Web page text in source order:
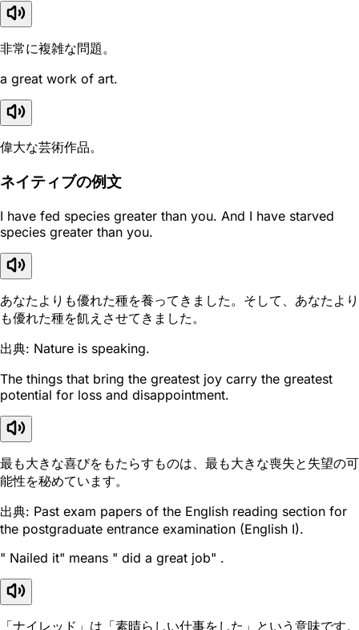
非常に複雑な問題。
a great work of art.
偉大な芸術作品。
ネイティブの例文
I have fed species greater than you. And I have starved
species greater than you.
あなたよりも優れた種を養ってきました。そして、あなたより
も優れた種を飢えさせてきました。
出典: Nature is speaking.
The things that bring the greatest joy carry the greatest
potential for loss and disappointment.
最も大きな喜びをもたらすものは、最も大きな喪失と失望の可
能性を秘めています。
出典: Past exam papers of the English reading section for
the postgraduate entrance examination (English I).
" Nailed it" means " did a great job" .
「ナイレッド」は「素晴らしい仕事をした」という意味です。